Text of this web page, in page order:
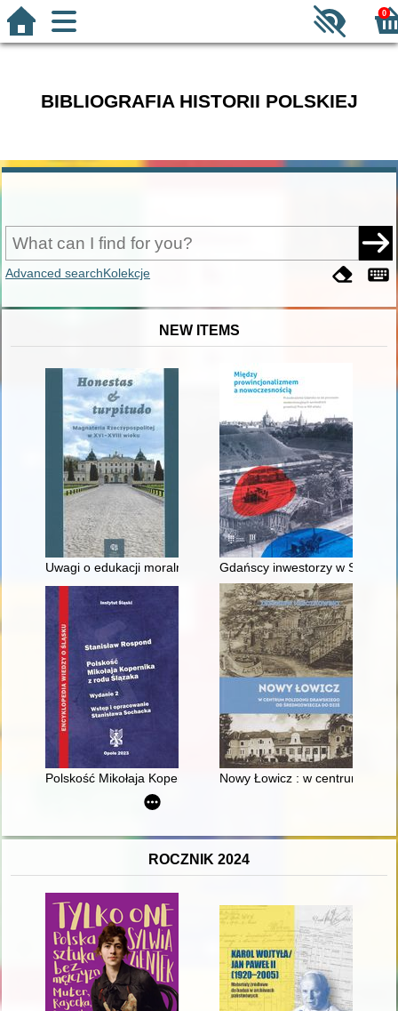
0
BIBLIOGRAFIA HISTORII POLSKIEJ
Advanced searchKolekcje
NEW ITEMS
Uwagi o edukacji moralnej synów szlacheckich w XVI-
Gdańscy inwestorzy w
Polskość Mikołaja Kopernika z rodu ŚlązakaNowy Łowicz : w centrum
ROCZNIK 2024